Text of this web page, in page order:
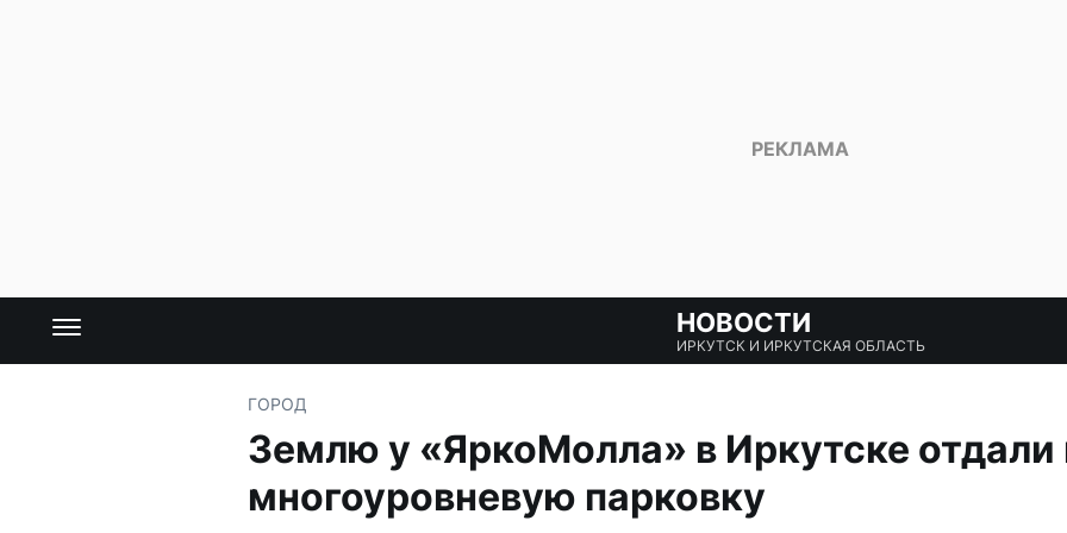
НОВОСТИ
ИРКУТСК И ИРКУТСКАЯ ОБЛАСТЬ
ГОРОД
Землю у «ЯркоМолла» в Иркутске отдали
многоуровневую парковку